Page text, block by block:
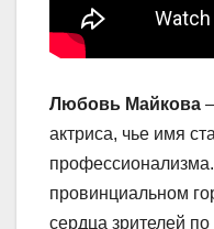
Любовь Майкова
актриса, чье имя
провинциальном
сердца зрителей